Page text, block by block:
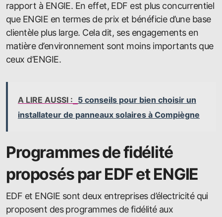
rapport à ENGIE. En effet, EDF est plus concurrentiel
que ENGIE en termes de prix et bénéficie d’une base
clientèle plus large. Cela dit, ses engagements en
matière d’environnement sont moins importants que
ceux d’ENGIE.
A LIRE AUSSI : 5 conseils pour bien choisir un
installateur de panneaux solaires à Compiègne
Programmes de fidélité
proposés par EDF et ENGIE
EDF et ENGIE sont deux entreprises d’électricité qui
proposent des programmes de fidélité aux